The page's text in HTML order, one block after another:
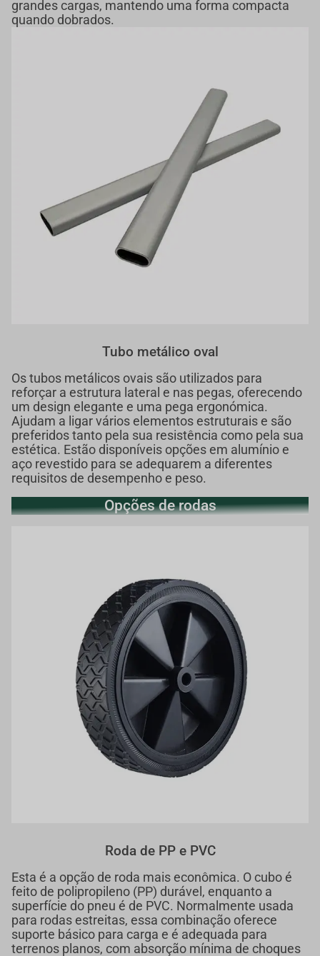
grandes cargas, mantendo uma forma compacta
quando dobrados.
Tubo metálico oval
Os tubos metálicos ovais são utilizados para
reforçar a estrutura lateral e nas pegas, oferecendo
um design elegante e uma pega ergonómica.
Ajudam a ligar vários elementos estruturais e são
preferidos tanto pela sua resistência como pela sua
estética. Estão disponíveis opções em alumínio e
aço revestido para se adequarem a diferentes
requisitos de desempenho e peso.
Opções de rodas
Roda de PP e PVC
Esta é a opção de roda mais econômica. O cubo é
feito de polipropileno (PP) durável, enquanto a
superfície do pneu é de PVC. Normalmente usada
para rodas estreitas, essa combinação oferece
suporte básico para carga e é adequada para
terrenos planos, com absorção mínima de choques